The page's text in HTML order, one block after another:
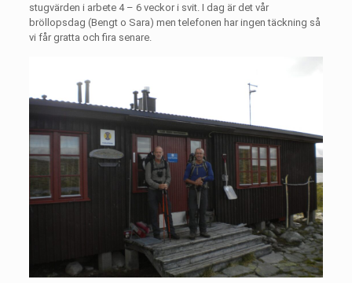
stugvärden i arbete 4 – 6 veckor i svit. I dag är det vår
bröllopsdag (Bengt o Sara) men telefonen har ingen täckning så
vi får gratta och fira senare.